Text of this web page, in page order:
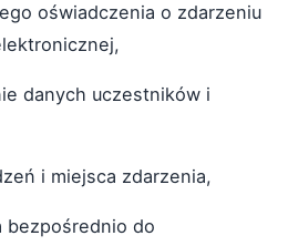
oświadczenia o zdarzeniu
danych uczestników i
i miejsca zdarzenia,
bezpośrednio do